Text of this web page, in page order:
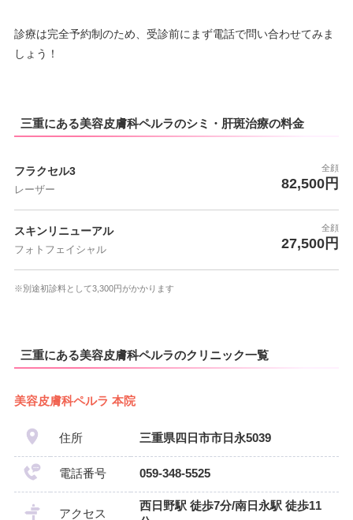
診療は完全予約制のため、受診前にまず電話で問い合わせてみま
しょう！
三重にある美容皮膚科ペルラのシミ・肝斑治療の料金
フラクセル3
レーザー
全顔
82,500円
スキンリニューアル
フォトフェイシャル
全顔
27,500円
※別途初診料として3,300円がかかります
三重にある美容皮膚科ペルラのクリニック一覧
美容皮膚科ペルラ 本院
住所 三重県四日市市日永5039
電話番号 059-348-5525
アクセス
西日野駅 徒歩7分/南日永駅 徒歩11